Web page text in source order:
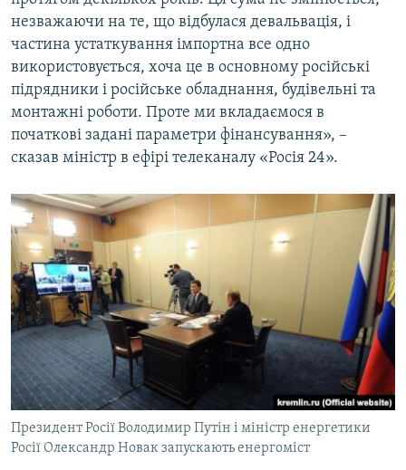
незважаючи на те, що відбулася девальвація, і
частина устаткування імпортна все одно
використовується, хоча це в основному російські
підрядники і російське обладнання, будівельні та
монтажні роботи. Проте ми вкладаємося в
початкові задані параметри фінансування», –
сказав міністр в ефірі телеканалу «Росія 24».
Президент Росії Володимир Путін і міністр енергетики
Росії Олександр Новак запускають енергоміст